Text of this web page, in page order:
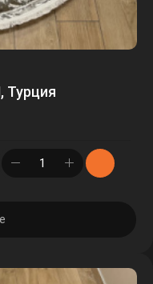
Турция